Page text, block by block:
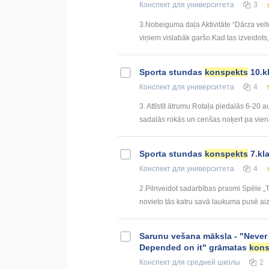
Конспект для университета 3
3.Nobeiguma daļa Aktivitāte “Dārza
viņiem vislabāk garšo.Kad tas
Sporta stundas konspekts
Конспект для университета 4
3. Attīstīt ātrumu Rotaļa piedalās 6-20
sadalās rokās un cenšas noķert pa
Sporta stundas konspekts
Конспект для университета 4
2.Pilnveidot sadarbības prasmi Spēle
novieto tās katru savā laukuma pusē
Sarunu vešana māksla -
Depended on it" grāmatas
Конспект для средней школы 2